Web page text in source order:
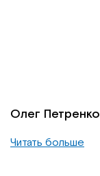
Олег Петренко
Читать больше